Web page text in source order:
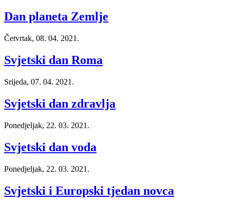
Dan planeta Zemlje
Četvrtak, 08. 04. 2021.
Svjetski dan Roma
Srijeda, 07. 04. 2021.
Svjetski dan zdravlja
Ponedjeljak, 22. 03. 2021.
Svjetski dan voda
Ponedjeljak, 22. 03. 2021.
Svjetski i Europski tjedan novca